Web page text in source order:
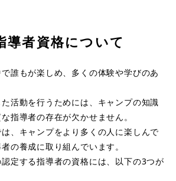
導者資格について
誰もが楽しめ、多くの体験や学びのあ
活動を行うためには、キャンプの知識
指導者の存在が欠かせません。
、キャンプをより多くの人に楽しんで
の養成に取り組んでいます。
定する指導者の資格には、以下の3つが